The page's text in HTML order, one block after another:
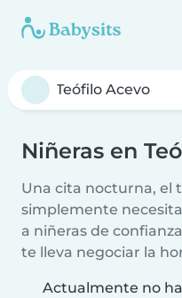
Niñeras en
Una cita nocturna, el
simplemente
a niñeras de
te lleva negociar la
Actualmente no